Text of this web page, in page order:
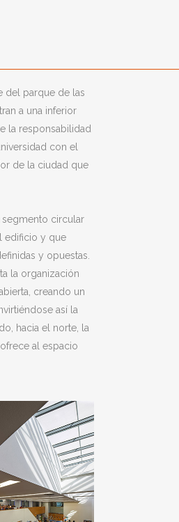
del parque de las
a una inferior
la responsabilidad
con el
de la ciudad que
segmento circular
edificio y que
y opuestas.
la organización
creando un
así la
hacia el norte, la
al espacio